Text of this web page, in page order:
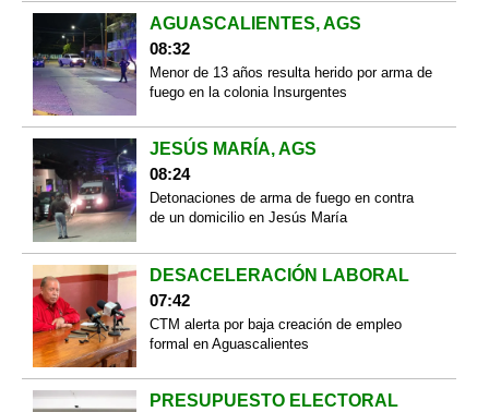
AGUASCALIENTES, AGS
08:32
Menor de 13 años resulta herido por arma de
fuego en la colonia Insurgentes
JESÚS MARÍA, AGS
08:24
Detonaciones de arma de fuego en contra
de un domicilio en Jesús María
DESACELERACIÓN LABORAL
07:42
CTM alerta por baja creación de empleo
formal en Aguascalientes
PRESUPUESTO ELECTORAL